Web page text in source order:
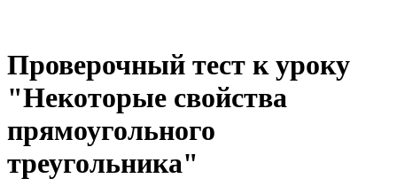
Проверочный тест к уроку
"Некоторые свойства
прямоугольного
треугольника"